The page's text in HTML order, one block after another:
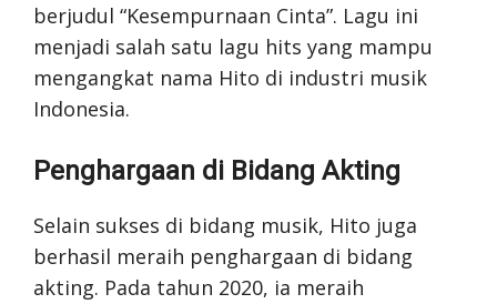
berjudul “Kesempurnaan Cinta”. Lagu ini
menjadi salah satu lagu hits yang mampu
mengangkat nama Hito di industri musik
Indonesia.
Penghargaan di Bidang Akting
Selain sukses di bidang musik, Hito juga
berhasil meraih penghargaan di bidang
akting. Pada tahun 2020, ia meraih